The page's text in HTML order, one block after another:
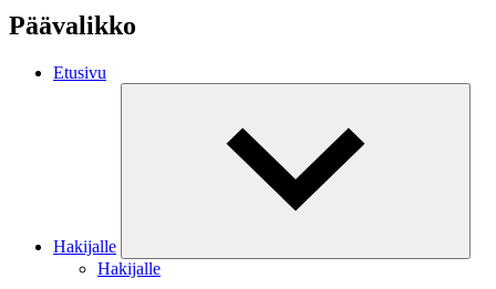
Päävalikko
Etusivu
Hakijalle
Hakijalle